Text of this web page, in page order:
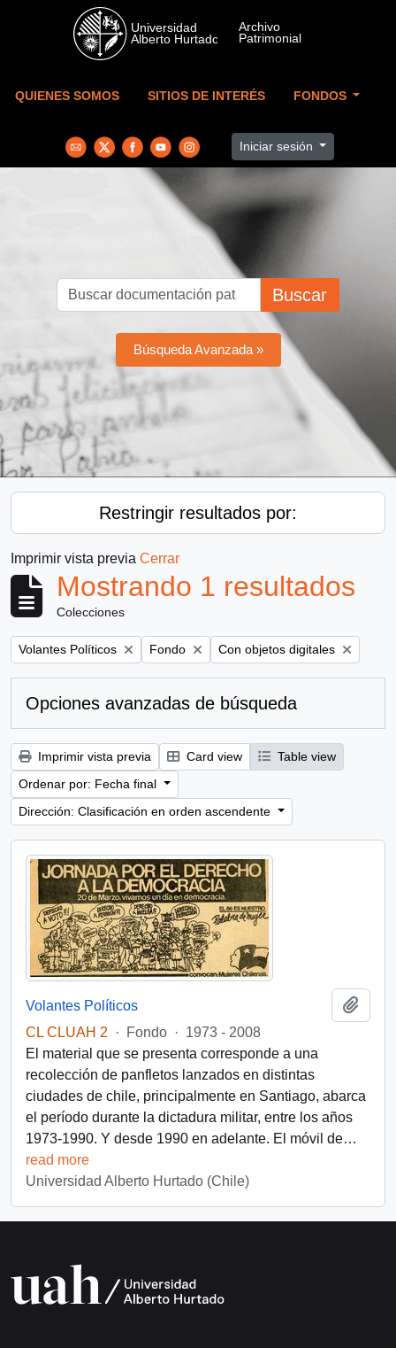
Skip to main content
QUIENES SOMOS SITIOS DE INTERÉS FONDOS
Iniciar sesión
Buscar
Búsqueda Avanzada »
Restringir resultados por:
Imprimir vista previa Cerrar
Mostrando 1 resultados
Colecciones
Remove filter:
Volantes Políticos Remove filter:
Fondo Remove filter:
Con objetos digitales
Opciones avanzadas de búsqueda
Imprimir vista previa Card view
Table view
Ordenar por: Fecha final
Dirección: Clasificación en orden ascendente
Volantes Políticos
CL CLUAH 2
· Fondo · 1973 - 2008
El material que se presenta corresponde a una
recolección de panfletos lanzados en distintas
ciudades de chile, principalmente en Santiago, abarca
el período durante la dictadura militar, entre los años
1973-1990. Y desde 1990 en adelante. El móvil de…
read more
Universidad Alberto Hurtado (Chile)